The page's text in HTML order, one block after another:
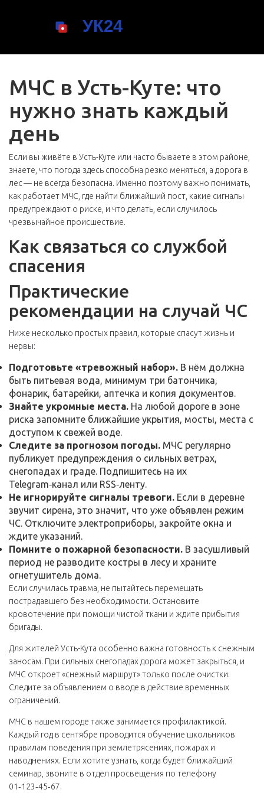
МЧС в Усть-Куте: что
нужно знать каждый
день
Если вы живёте в Усть-Куте или часто бываете в этом районе,
знаете, что погода здесь способна резко меняться, а дорога в
лес — не всегда безопасна. Именно поэтому важно понимать,
как работает МЧС, где найти ближайший пост, какие сигналы
предупреждают о риске, и что делать, если случилось
чрезвычайное происшествие.
Как связаться со службой
спасения
Практические
рекомендации на случай ЧС
Ниже несколько простых правил, которые спасут жизнь и
нервы:
Подготовьте «тревожный набор». В нём должна
быть питьевая вода, минимум три батончика,
фонарик, батарейки, аптечка и копия документов.
Знайте укромные места. На любой дороге в зоне
риска запомните ближайшие укрытия, мосты, места с
доступом к свежей воде.
Следите за прогнозом погоды. МЧС регулярно
публикует предупреждения о сильных ветрах,
снегопадах и граде. Подпишитесь на их
Telegram‑канал или RSS‑ленту.
Не игнорируйте сигналы тревоги. Если в деревне
звучит сирена, это значит, что уже объявлен режим
ЧС. Отключите электроприборы, закройте окна и
ждите указаний.
Помните о пожарной безопасности. В засушливый
период не разводите костры в лесу и храните
огнетушитель дома.
Если случилась травма, не пытайтесь перемещать
пострадавшего без необходимости. Остановите
кровотечение при помощи чистой ткани и ждите прибытия
бригады.
Для жителей Усть-Кута особенно важна готовность к снежным
заносам. При сильных снегопадах дорога может закрыться, и
МЧС откроет «снежный маршрут» только после очистки.
Следите за объявлением о вводе в действие временных
ограничений.
МЧС в нашем городе также занимается профилактикой.
Каждый год в сентябре проводится обучение школьников
правилам поведения при землетрясениях, пожарах и
наводнениях. Если хотите узнать, когда будет ближайший
семинар, звоните в отдел просвещения по телефону
01‑123‑45‑67.